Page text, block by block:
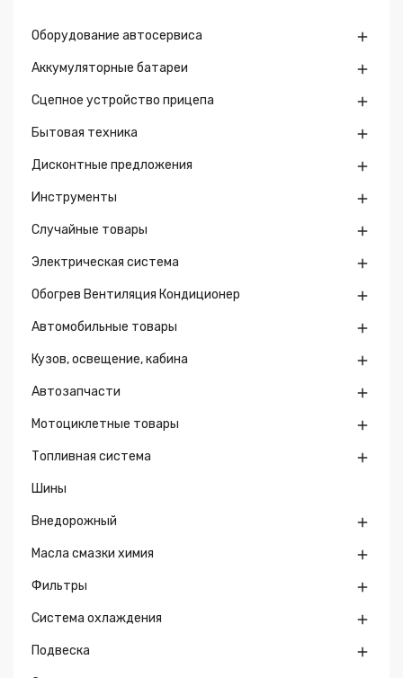
Оборудование автосервиса 
Аккумуляторные батареи 
Сцепное устройство прицепа 
Бытовая техника 
Дисконтные предложения 
Инструменты 
Случайные товары 
Электрическая система 
Обогрев Вентиляция Кондиционер 
Автомобильные товары 
Кузов, освещение, кабина 
Автозапчасти 
Мотоциклетные товары 
Топливная система 
Шины
Внедорожный 
Масла смазки химия 
Фильтры 
Система охлаждения 
Подвеска 